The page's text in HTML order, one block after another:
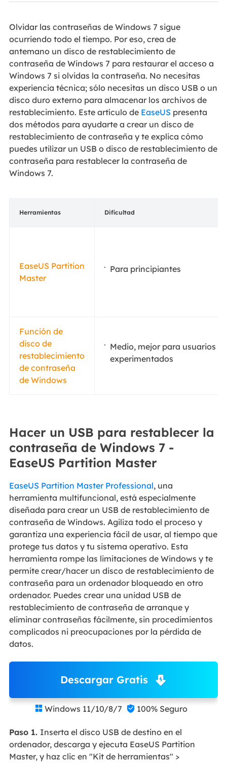
Olvidar las contraseñas de Windows 7 sigue
ocurriendo todo el tiempo. Por eso, crea de
antemano un disco de restablecimiento de
contraseña de Windows 7 para restaurar el acceso a
Windows 7 si olvidas la contraseña. No necesitas
experiencia técnica; sólo necesitas un disco USB o un
disco duro externo para almacenar los archivos de
restablecimiento. Este artículo de EaseUS presenta
dos métodos para ayudarte a crear un disco de
restablecimiento de contraseña y te explica cómo
puedes utilizar un USB o disco de restablecimiento de
contraseña para restablecer la contraseña de
Windows 7.
Herramientas Dificultad
EaseUS Partition
Master
Para principiantes
Función de
disco de
restablecimiento
de contraseña
de Windows
Medio, mejor para usuarios
experimentados
Hacer un USB para restablecer la
contraseña de Windows 7 -
EaseUS Partition Master
EaseUS Partition Master Professional, una
herramienta multifuncional, está especialmente
diseñada para crear un USB de restablecimiento de
contraseña de Windows. Agiliza todo el proceso y
garantiza una experiencia fácil de usar, al tiempo que
protege tus datos y tu sistema operativo. Esta
herramienta rompe las limitaciones de Windows y te
permite crear/hacer un disco de restablecimiento de
contraseña para un ordenador bloqueado en otro
ordenador. Puedes crear una unidad USB de
restablecimiento de contraseña de arranque y
eliminar contraseñas fácilmente, sin procedimientos
complicados ni preocupaciones por la pérdida de
datos.
Descargar Gratis
 Windows 11/10/8/7  100% Seguro
Paso 1. Inserta el disco USB de destino en el
ordenador, descarga y ejecuta EaseUS Partition
Master, y haz clic en "Kit de herramientas" >